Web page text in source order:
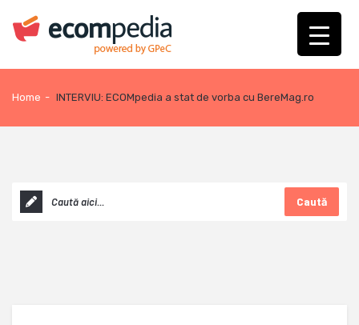
Home - INTERVIU: ECOMpedia a stat de vorba cu BereMag.ro
Caută